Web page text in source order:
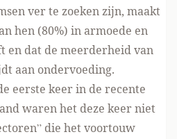
ver te zoeken zijn, maakt
hen (80%) in armoede en
en dat de meerderheid van
aan ondervoeding.
eerste keer in de recente
waren het deze keer niet
die het voortouw